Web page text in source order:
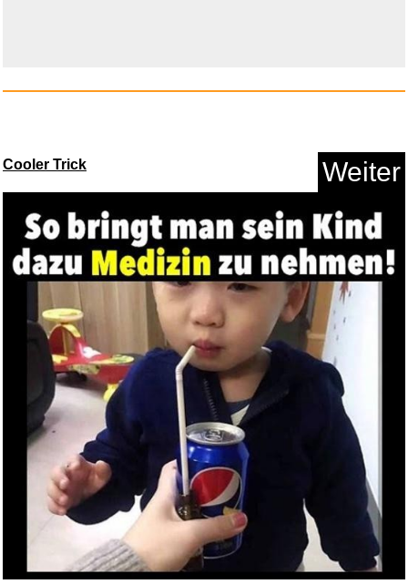
Anzeige
US Police Car Driving City Rac...
Anzeige
Cooler Trick Weiter